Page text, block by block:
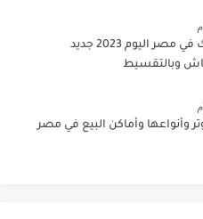
اسعار التكاتك في مصر اليوم 2023 جديد
وبالتقسيط
وأنواعها وأماكن البيع في مصر